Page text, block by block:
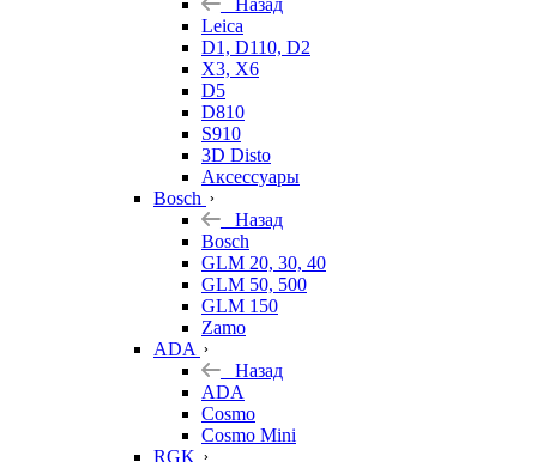
Назад
Leica
D1, D110, D2
X3, X6
D5
D810
S910
3D Disto
Аксессуары
Bosch
Назад
Bosch
GLM 20, 30, 40
GLM 50, 500
GLM 150
Zamo
ADA
Назад
ADA
Cosmo
Cosmo Mini
RGK